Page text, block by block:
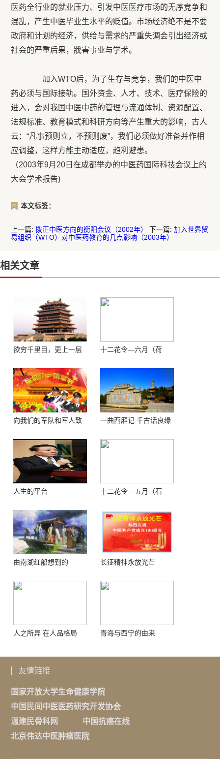
医药全行业的就业压力、引发中医医疗市场的无序竞争和
混乱，产生中医毕业生水平的贬值。市场经济绝不是不要
政府和计划的经济，供给与需求的严重失调会引出经济或
社会的严重后果，戕害事业与学术。
加入WTO后，为了生存与竞争，我们的中医中
药必须与国际接轨。国外资金、人才、技术、医疗保险的
进入，会对我国中医中药的管理与流通体制、资源配置、
法规标准、教育模式和科研方向等产生重大的影响，古人
云：“凡事预则立，不预则废”，我们必须做好准备并作相
应调整，这样方能主动适应，趋利避患。
（2003年9月20日在成都举办的中医药国际科技会议上的
大会学术报告)
本文标签：
上一篇:拨正中医方向的衡阳会议（2002年） 下一篇:加入世界贸
易组织（WTO）对中医药教育的几点影响（2003年）
相关文章
欲穷千里目，更上一层
十二花令—六月（荷
向我们的军队和军人致
一曲西厢记 千古话良缘
人生的平台
十二花令—五月（石
由南湖红船想到的 长征精神永放光芒
人之所异 在人品格局 青海与西宁的由来
友情链接
国家开放大学生命健康学院
中国民间中医医药研究开发协会
温建民骨科网
中国抗癌在线
北京伟达中医肿瘤医院